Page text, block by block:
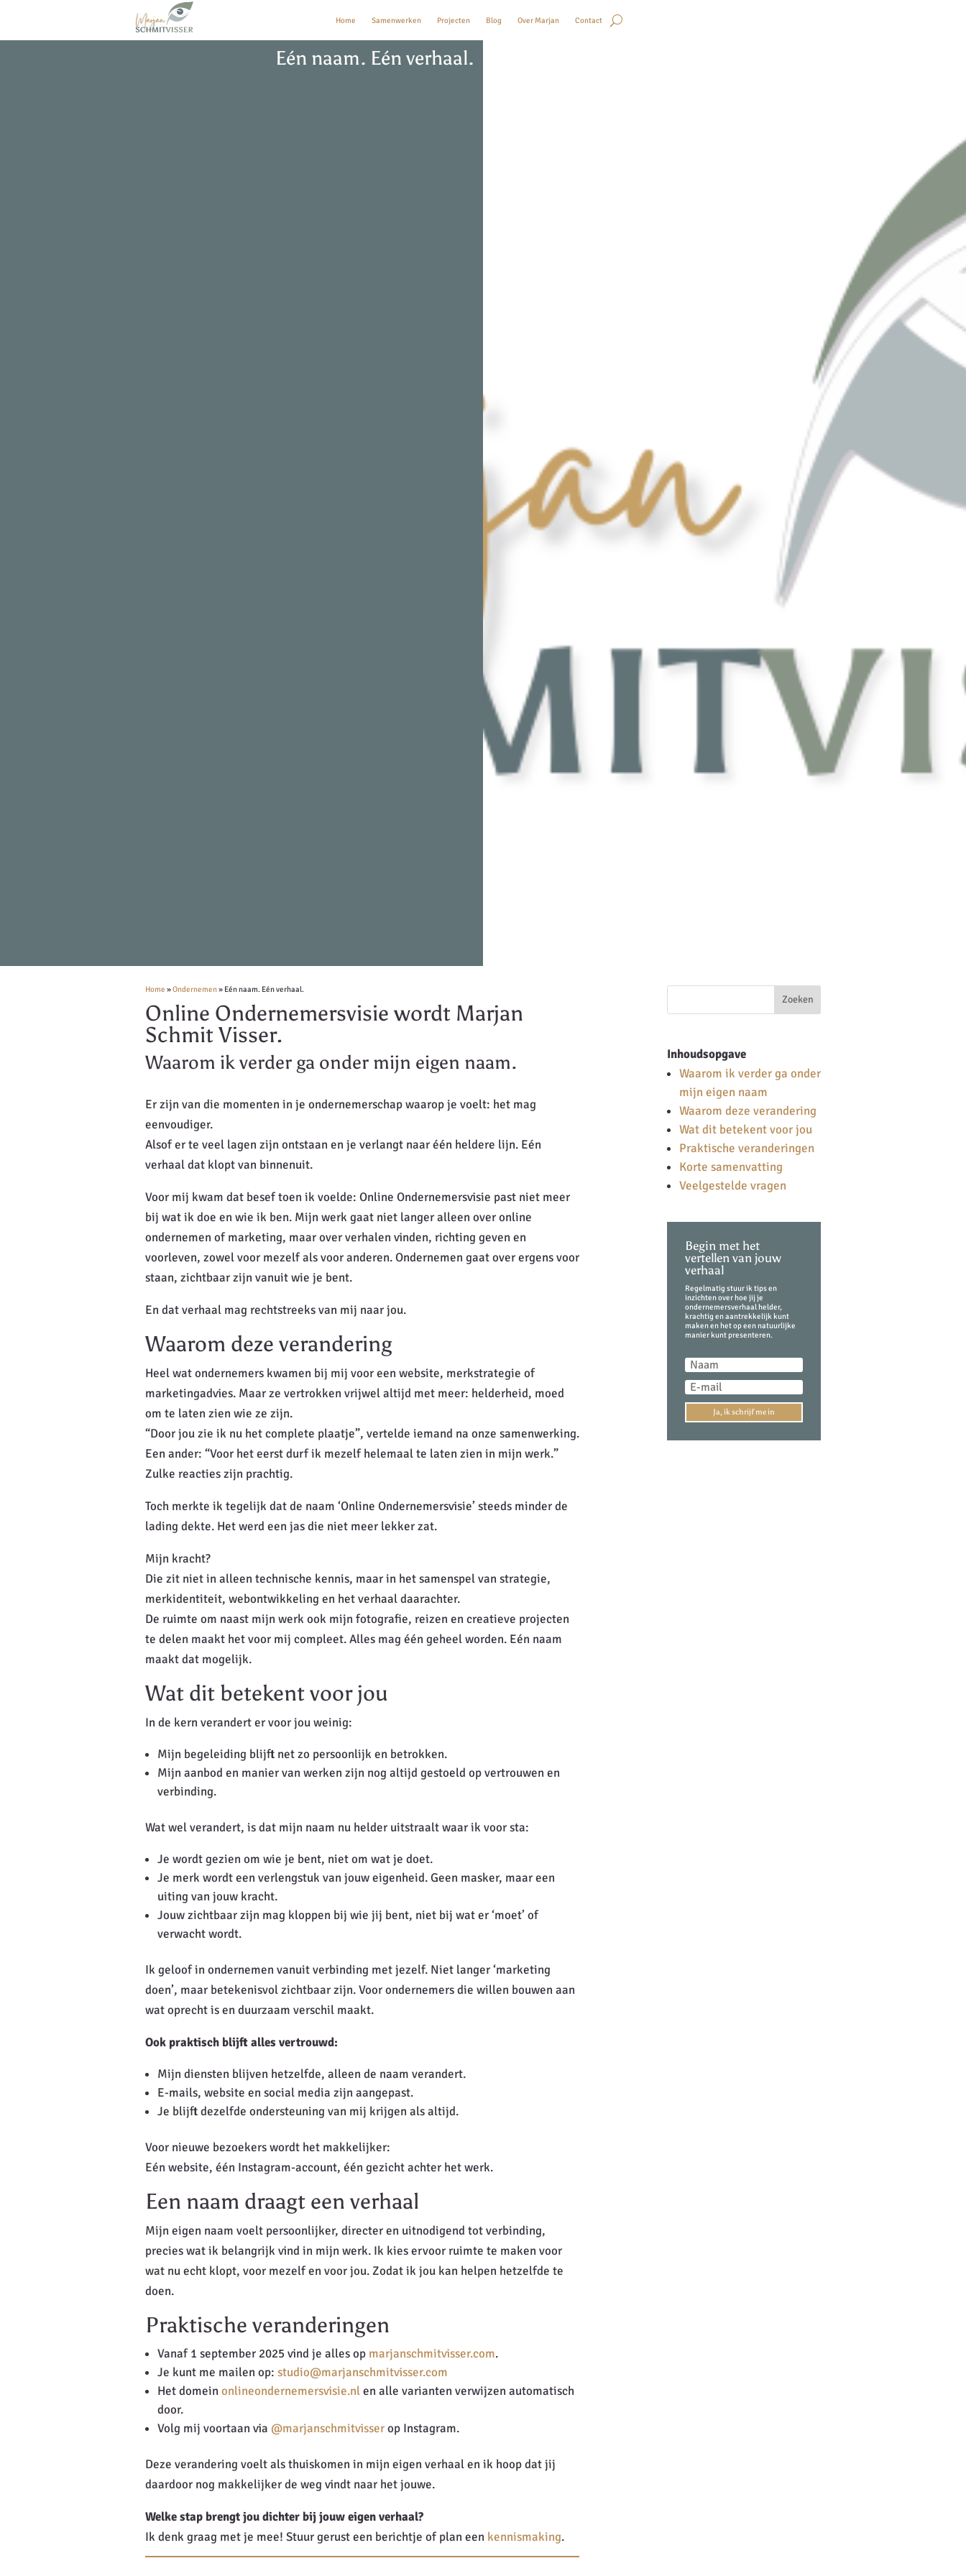
Home Samenwerken Projecten Blog Over Marjan Contact
Eén naam. Eén verhaal.
Home »Ondernemen» Eén naam. Eén verhaal.
Online Ondernemersvisie wordt Marjan
Schmit Visser.
Waarom ik verder ga onder mijn eigen naam.
Er zijn van die momenten in je ondernemerschap waarop je voelt: het mag
eenvoudiger.
Alsof er te veel lagen zijn ontstaan en je verlangt naar één heldere lijn. Eén
verhaal dat klopt van binnenuit.
Voor mij kwam dat besef toen ik voelde: Online Ondernemersvisie past niet meer
bij wat ik doe en wie ik ben. Mijn werk gaat niet langer alleen over online
ondernemen of marketing, maar over verhalen vinden, richting geven en
voorleven, zowel voor mezelf als voor anderen. Ondernemen gaat over ergens voor
staan, zichtbaar zijn vanuit wie je bent.
En dat verhaal mag rechtstreeks van mij naar jou.
Waarom deze verandering
Heel wat ondernemers kwamen bij mij voor een website, merkstrategie of
marketingadvies. Maar ze vertrokken vrijwel altijd met meer: helderheid, moed
om te laten zien wie ze zijn.
“Door jou zie ik nu het complete plaatje”, vertelde iemand na onze samenwerking.
Een ander: “Voor het eerst durf ik mezelf helemaal te laten zien in mijn werk.”
Zulke reacties zijn prachtig.
Toch merkte ik tegelijk dat de naam ‘Online Ondernemersvisie’ steeds minder de
lading dekte. Het werd een jas die niet meer lekker zat.
Mijn kracht?
Die zit niet in alleen technische kennis, maar in het samenspel van strategie,
merkidentiteit, webontwikkeling en het verhaal daarachter.
De ruimte om naast mijn werk ook mijn fotografie, reizen en creatieve projecten
te delen maakt het voor mij compleet. Alles mag één geheel worden. Eén naam
maakt dat mogelijk.
Wat dit betekent voor jou
In de kern verandert er voor jou weinig:
Mijn begeleiding blijft net zo persoonlijk en betrokken.
Mijn aanbod en manier van werken zijn nog altijd gestoeld op vertrouwen en
verbinding.
Wat wel verandert, is dat mijn naam nu helder uitstraalt waar ik voor sta:
Je wordt gezien om wie je bent, niet om wat je doet.
Je merk wordt een verlengstuk van jouw eigenheid. Geen masker, maar een
uiting van jouw kracht.
Jouw zichtbaar zijn mag kloppen bij wie jij bent, niet bij wat er ‘moet’ of
verwacht wordt.
Ik geloof in ondernemen vanuit verbinding met jezelf. Niet langer ‘marketing
doen’, maar betekenisvol zichtbaar zijn. Voor ondernemers die willen bouwen aan
wat oprecht is en duurzaam verschil maakt.
Ook praktisch blijft alles vertrouwd:
Mijn diensten blijven hetzelfde, alleen de naam verandert.
E-mails, website en social media zijn aangepast.
Je blijft dezelfde ondersteuning van mij krijgen als altijd.
Voor nieuwe bezoekers wordt het makkelijker:
Eén website, één Instagram-account, één gezicht achter het werk.
Een naam draagt een verhaal
Mijn eigen naam voelt persoonlijker, directer en uitnodigend tot verbinding,
precies wat ik belangrijk vind in mijn werk. Ik kies ervoor ruimte te maken voor
wat nu echt klopt, voor mezelf en voor jou. Zodat ik jou kan helpen hetzelfde te
doen.
Praktische veranderingen
Vanaf 1 september 2025 vind je alles op marjanschmitvisser.com.
Je kunt me mailen op: studio@marjanschmitvisser.com
Het domeinonlineondernemersvisie.nlen alle varianten verwijzen automatisch
door.
Volg mij voortaan via @marjanschmitvisserop Instagram.
Deze verandering voelt als thuiskomen in mijn eigen verhaal en ik hoop dat jij
daardoor nog makkelijker de weg vindt naar het jouwe.
Welke stap brengt jou dichter bij jouw eigen verhaal?
Ik denk graag met je mee! Stuur gerust een berichtje of plan een kennismaking.
Inhoudsopgave
Waarom ik verder ga onder
mijn eigen naam
Waarom deze verandering
Wat dit betekent voor jou
Praktische veranderingen
Korte samenvatting
Veelgestelde vragen
Begin met het
vertellen van jouw
verhaal
Regelmatig stuur ik tips en
inzichten over hoe jij je
ondernemersverhaal helder,
krachtig en aantrekkelijk kunt
maken en het op een natuurlijke
manier kunt presenteren.
Ja, ik schrijf me in